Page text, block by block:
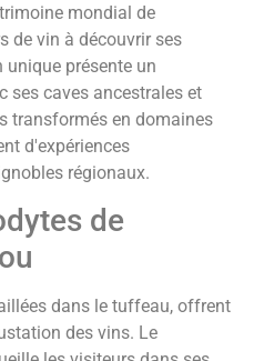
mondial de
de vin à découvrir ses
unique présente un
ses caves ancestrales et
transformés en domaines
d'expériences
régionaux.
de
dans le tuffeau, offrent
des vins. Le